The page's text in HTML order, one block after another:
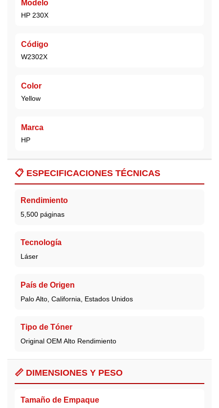
Modelo
HP 230X
Código
W2302X
Color
Yellow
Marca
HP
📋 ESPECIFICACIONES TÉCNICAS
Rendimiento
5,500 páginas
Tecnología
Láser
País de Origen
Palo Alto, California, Estados Unidos
Tipo de Tóner
Original OEM Alto Rendimiento
📏 DIMENSIONES Y PESO
Tamaño de Empaque